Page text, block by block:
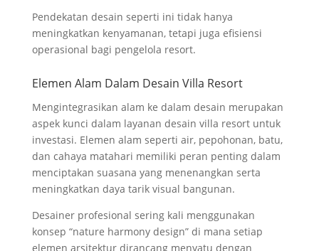
Pendekatan desain seperti ini tidak hanya
meningkatkan kenyamanan, tetapi juga efisiensi
operasional bagi pengelola resort.
Elemen Alam Dalam Desain Villa Resort
Mengintegrasikan alam ke dalam desain merupakan
aspek kunci dalam layanan desain villa resort untuk
investasi. Elemen alam seperti air, pepohonan, batu,
dan cahaya matahari memiliki peran penting dalam
menciptakan suasana yang menenangkan serta
meningkatkan daya tarik visual bangunan.
Desainer profesional sering kali menggunakan
konsep “nature harmony design” di mana setiap
elemen arsitektur dirancang menyatu dengan